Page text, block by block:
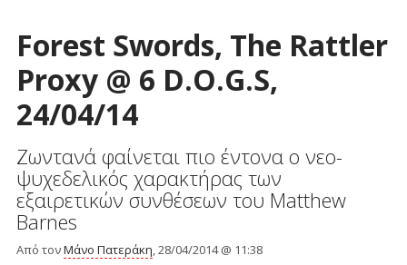
Forest Swords, The Rattler
Proxy @ 6 D.O.G.S,
24/04/14
Ζωντανά φαίνεται πιο έντονα ο νεο-
ψυχεδελικός χαρακτήρας των
εξαιρετικών συνθέσεων του Matthew
Barnes
Από τονΜάνο Πατεράκη, 28/04/2014 @ 11:38